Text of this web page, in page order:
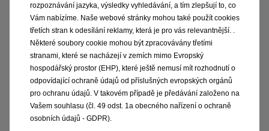
17" broušené ráfky z lehkých slitin Kadett,
pneumatiky 225/45 R17
6 000 Kč s DPH
PRÁVNÍ USTANOVENÍ
rozpoznávání jazyka, výsledky vyhledávání, a tím zlepšují to, co
Vám nabízíme. Naše webové stránky mohou také použít cookies
třetích stran k odesílání reklamy, která je pro vás relevantnější. .
Některé soubory cookie mohou být zpracovávány třetími
stranami, které se nacházejí v zemích mimo Evropský
hospodářský prostor (EHP), které ještě nemusí mít rozhodnutí o
odpovídající ochraně údajů od příslušných evropských orgánů
pro ochranu údajů. V takovém případě je předávání založeno na
Vašem souhlasu (čl. 49 odst. 1a obecného nařízení o ochraně
osobních údajů - GDPR).